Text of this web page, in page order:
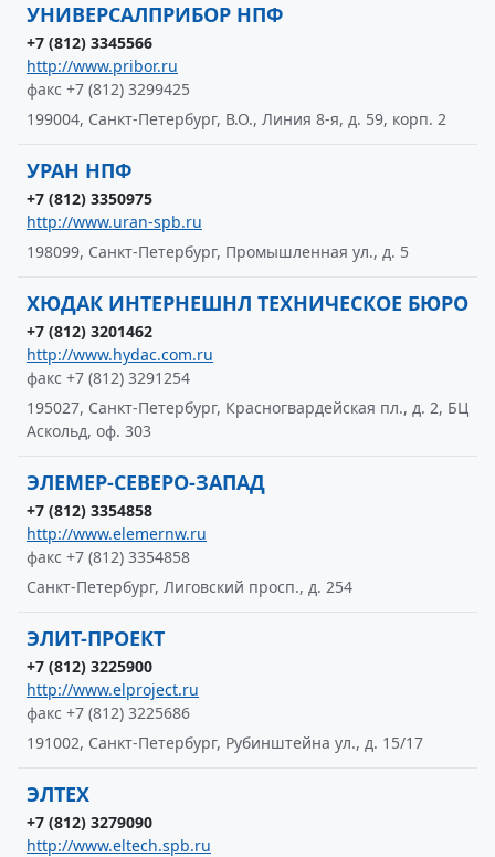
УНИВЕРСАЛПРИБОР НПФ
+7 (812) 3345566
http://www.pribor.ru
факс +7 (812) 3299425
199004, Санкт-Петербург, В.О., Линия 8-я, д. 59, корп. 2
УРАН НПФ
+7 (812) 3350975
http://www.uran-spb.ru
198099, Санкт-Петербург, Промышленная ул., д. 5
ХЮДАК ИНТЕРНЕШНЛ ТЕХНИЧЕСКОЕ БЮРО
+7 (812) 3201462
http://www.hydac.com.ru
факс +7 (812) 3291254
195027, Санкт-Петербург, Красногвардейская пл., д. 2, БЦ
Аскольд, оф. 303
ЭЛЕМЕР-СЕВЕРО-ЗАПАД
+7 (812) 3354858
http://www.elemernw.ru
факс +7 (812) 3354858
Санкт-Петербург, Лиговский просп., д. 254
ЭЛИТ-ПРОЕКТ
+7 (812) 3225900
http://www.elproject.ru
факс +7 (812) 3225686
191002, Санкт-Петербург, Рубинштейна ул., д. 15/17
ЭЛТЕХ
+7 (812) 3279090
http://www.eltech.spb.ru